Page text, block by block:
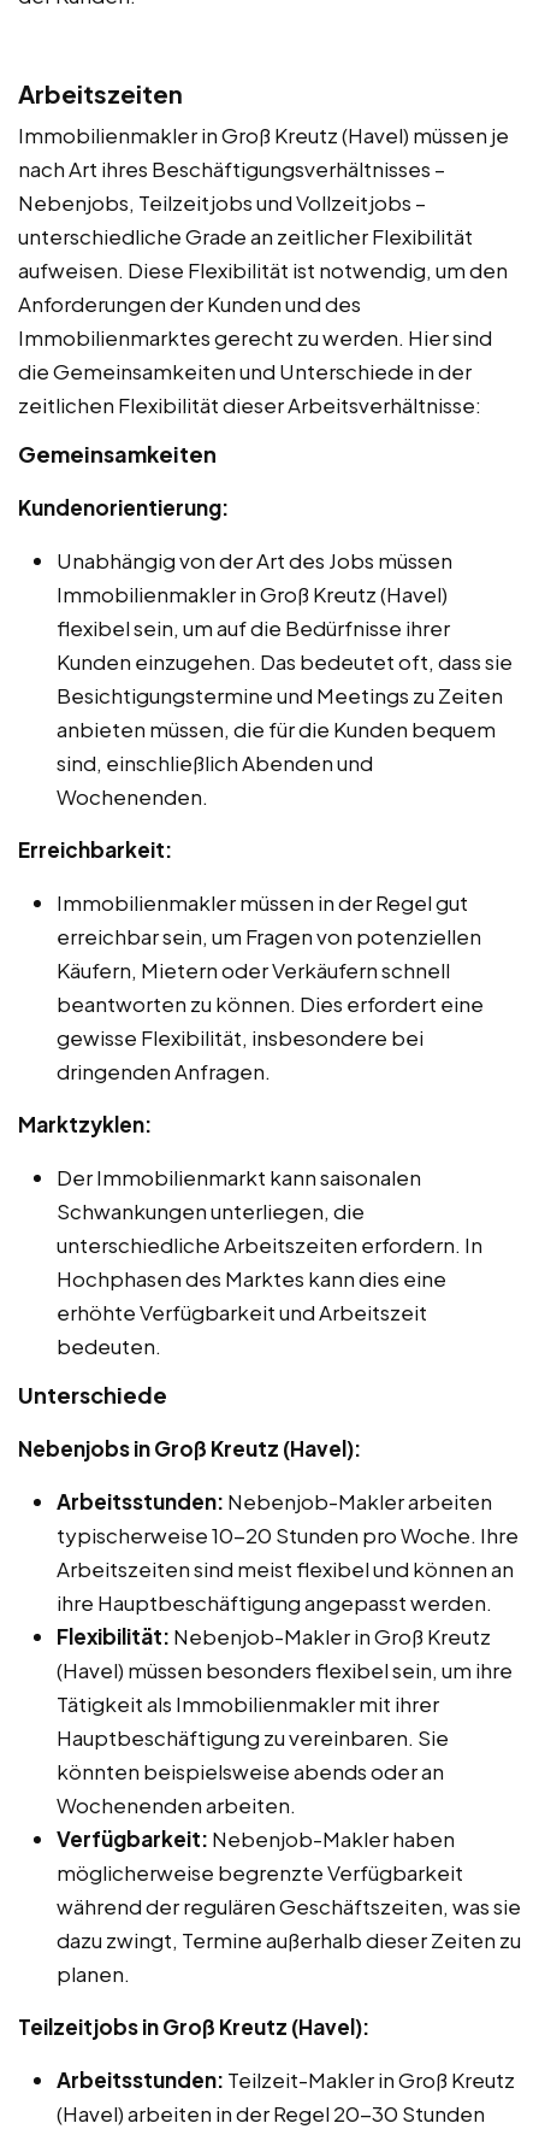
Arbeitszeiten
Immobilienmakler in Groß Kreutz (Havel) müssen je
nach Art ihres Beschäftigungsverhältnisses –
Nebenjobs, Teilzeitjobs und Vollzeitjobs –
unterschiedliche Grade an zeitlicher Flexibilität
aufweisen. Diese Flexibilität ist notwendig, um den
Anforderungen der Kunden und des
Immobilienmarktes gerecht zu werden. Hier sind
die Gemeinsamkeiten und Unterschiede in der
zeitlichen Flexibilität dieser Arbeitsverhältnisse:
Gemeinsamkeiten
Kundenorientierung:
Unabhängig von der Art des Jobs müssen
Immobilienmakler in Groß Kreutz (Havel)
flexibel sein, um auf die Bedürfnisse ihrer
Kunden einzugehen. Das bedeutet oft, dass sie
Besichtigungstermine und Meetings zu Zeiten
anbieten müssen, die für die Kunden bequem
sind, einschließlich Abenden und
Wochenenden.
Erreichbarkeit:
Immobilienmakler müssen in der Regel gut
erreichbar sein, um Fragen von potenziellen
Käufern, Mietern oder Verkäufern schnell
beantworten zu können. Dies erfordert eine
gewisse Flexibilität, insbesondere bei
dringenden Anfragen.
Marktzyklen:
Der Immobilienmarkt kann saisonalen
Schwankungen unterliegen, die
unterschiedliche Arbeitszeiten erfordern. In
Hochphasen des Marktes kann dies eine
erhöhte Verfügbarkeit und Arbeitszeit
bedeuten.
Unterschiede
Nebenjobs in Groß Kreutz (Havel):
Arbeitsstunden: Nebenjob-Makler arbeiten
typischerweise 10-20 Stunden pro Woche. Ihre
Arbeitszeiten sind meist flexibel und können an
ihre Hauptbeschäftigung angepasst werden.
Flexibilität: Nebenjob-Makler in Groß Kreutz
(Havel) müssen besonders flexibel sein, um ihre
Tätigkeit als Immobilienmakler mit ihrer
Hauptbeschäftigung zu vereinbaren. Sie
könnten beispielsweise abends oder an
Wochenenden arbeiten.
Verfügbarkeit: Nebenjob-Makler haben
möglicherweise begrenzte Verfügbarkeit
während der regulären Geschäftszeiten, was sie
dazu zwingt, Termine außerhalb dieser Zeiten zu
planen.
Teilzeitjobs in Groß Kreutz (Havel):
Arbeitsstunden: Teilzeit-Makler in Groß Kreutz
(Havel) arbeiten in der Regel 20-30 Stunden